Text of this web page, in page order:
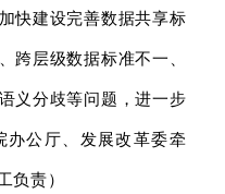
快建设完善数据共享标
跨层级数据标准不一、
义分歧等问题，进一步
办公厅、发展改革委牵
负责）